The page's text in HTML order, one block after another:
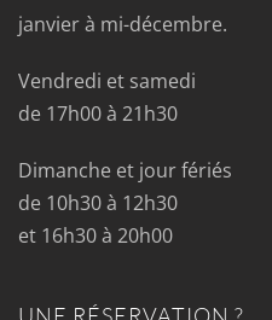
janvier à mi-décembre.
Vendredi et samedi
de 17h00 à 21h30
Dimanche et jour fériés
de 10h30 à 12h30
et 16h30 à 20h00